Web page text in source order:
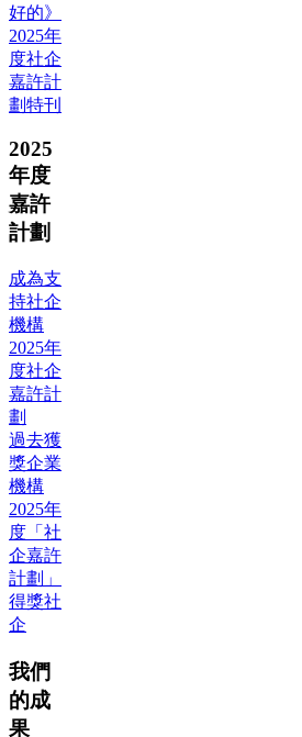
好的》
2025年
度社企
嘉許計
劃特刊
2025
年度
嘉許
計劃
成為支
持社企
機構
2025年
度社企
嘉許計
劃
過去獲
獎企業
機構
2025年
度「社
企嘉許
計劃」
得獎社
企
我們
的成
果